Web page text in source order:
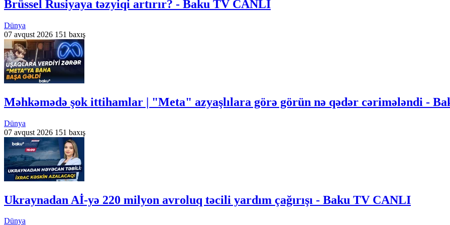
Brüssel Rusiyaya təzyiqi artırır? - Baku TV CANLI
Dünya
07 avqust 2026 151 baxış
Məhkəmədə şok ittihamlar | "Meta" azyaşlılara görə görün nə qədər cərimələndi -
Dünya
07 avqust 2026 151 baxış
Ukraynadan Aİ-yə 220 milyon avroluq təcili yardım çağırışı - Baku TV CANLI
Dünya